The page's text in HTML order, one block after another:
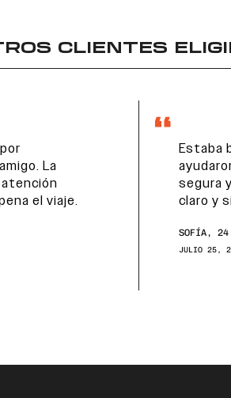
CLIENTES
La
el viaje.
Estaba
segura
claro y
SOFÍA, 24
JULIO 25,